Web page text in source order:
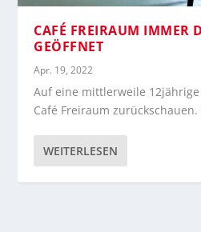
CAFÉ FREIRAUM IMMER
GEÖFFNET
Apr. 19, 2022
Auf eine mittlerweile
Café Freiraum zurückschauen.
WEITERLESEN